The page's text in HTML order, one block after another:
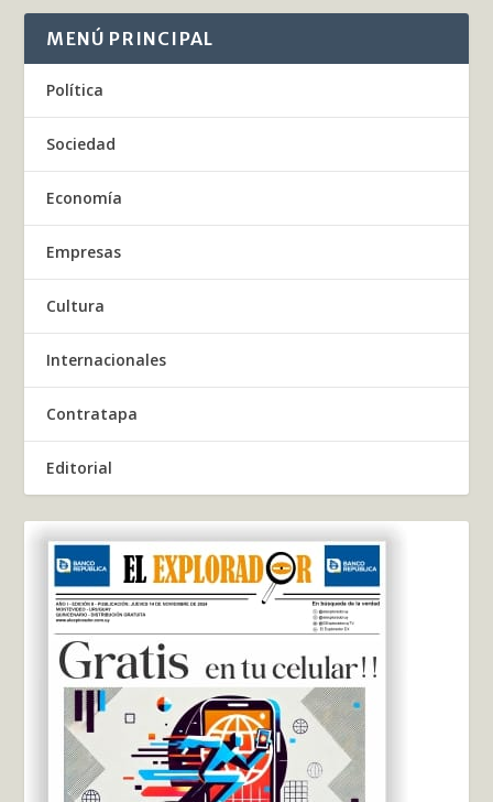
MENÚ PRINCIPAL
Política
Sociedad
Economía
Empresas
Cultura
Internacionales
Contratapa
Editorial